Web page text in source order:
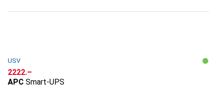
USV
CHF
2222.–
APC Smart-UPS